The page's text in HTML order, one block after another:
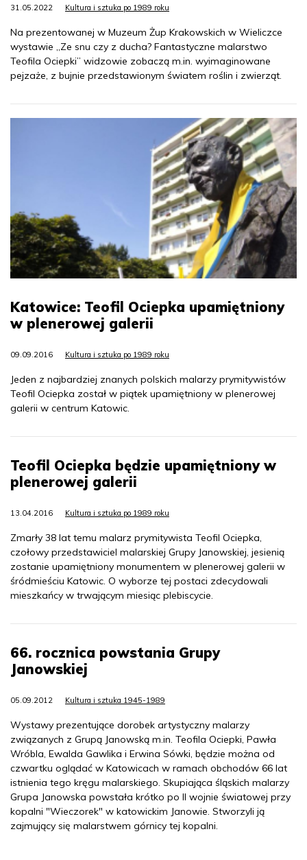
31.05.2022 Kultura i sztuka po 1989 roku
Na prezentowanej w Muzeum Żup Krakowskich w Wieliczce
wystawie „Ze snu czy z ducha? Fantastyczne malarstwo
Teofila Ociepki” widzowie zobaczą m.in. wyimaginowane
pejzaże, z bujnie przedstawionym światem roślin i zwierząt.
Katowice: Teofil Ociepka upamiętniony
w plenerowej galerii
09.09.2016 Kultura i sztuka po 1989 roku
Jeden z najbardziej znanych polskich malarzy prymitywistów
Teofil Ociepka został w piątek upamiętniony w plenerowej
galerii w centrum Katowic.
Teofil Ociepka będzie upamiętniony w
plenerowej galerii
13.04.2016 Kultura i sztuka po 1989 roku
Zmarły 38 lat temu malarz prymitywista Teofil Ociepka,
czołowy przedstawiciel malarskiej Grupy Janowskiej, jesienią
zostanie upamiętniony monumentem w plenerowej galerii w
śródmieściu Katowic. O wyborze tej postaci zdecydowali
mieszkańcy w trwającym miesiąc plebiscycie.
66. rocznica powstania Grupy
Janowskiej
05.09.2012 Kultura i sztuka 1945-1989
Wystawy prezentujące dorobek artystyczny malarzy
związanych z Grupą Janowską m.in. Teofila Ociepki, Pawła
Wróbla, Ewalda Gawlika i Erwina Sówki, będzie można od
czwartku oglądać w Katowicach w ramach obchodów 66 lat
istnienia tego kręgu malarskiego. Skupiająca śląskich malarzy
Grupa Janowska powstała krótko po II wojnie światowej przy
kopalni "Wieczorek" w katowickim Janowie. Stworzyli ją
zajmujący się malarstwem górnicy tej kopalni.